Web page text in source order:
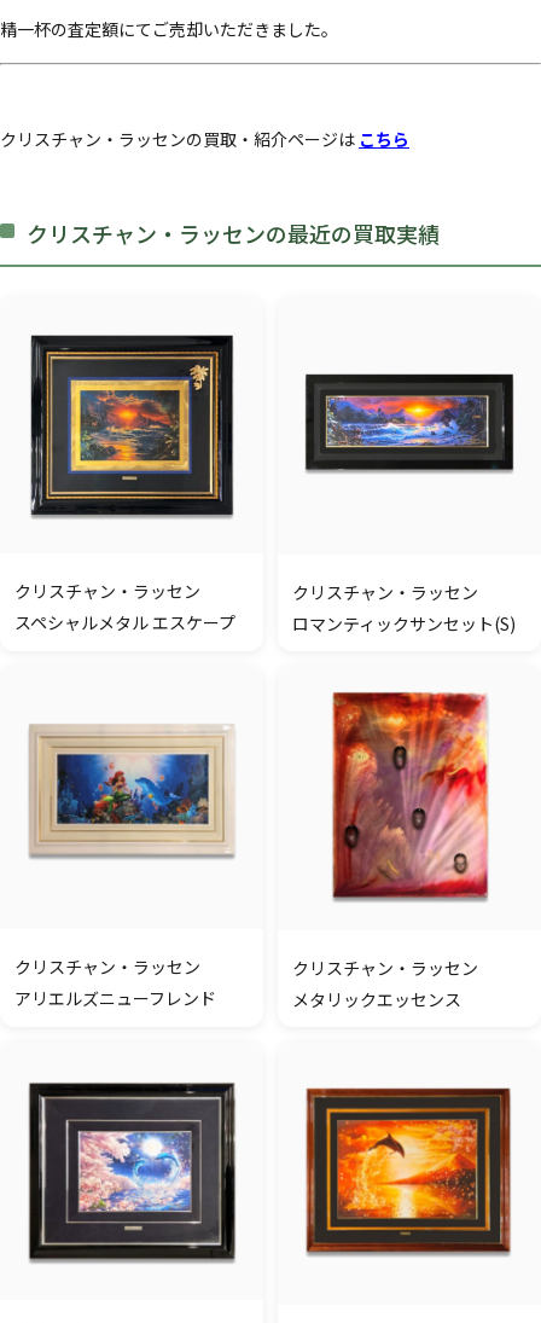
精一杯の査定額にてご売却いただきました。
クリスチャン・ラッセンの買取・紹介ページは こちら
クリスチャン・ラッセンの最近の買取実績
クリスチャン・ラッセン
スペシャルメタル エスケープ
クリスチャン・ラッセン
ロマンティックサンセット(S)
クリスチャン・ラッセン
アリエルズニューフレンド
クリスチャン・ラッセン
メタリックエッセンス